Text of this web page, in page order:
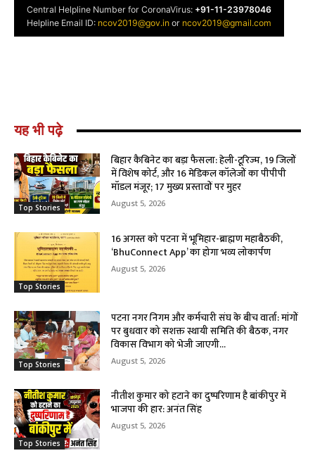
यह भी पढ़े
Top Stories
बिहार कैबिनेट का बड़ा फैसला: हेली-टूरिज्म, 19 जिलों
में विशेष कोर्ट, और 16 मेडिकल कॉलेजों का पीपीपी
मॉडल मंजूर; 17 मुख्य प्रस्तावों पर मुहर
August 5, 2026
Top Stories
16 अगस्त को पटना में भूमिहार-ब्राह्मण महाबैठकी,
‘BhuConnect App’ का होगा भव्य लोकार्पण
August 5, 2026
Top Stories
पटना नगर निगम और कर्मचारी संघ के बीच वार्ता: मांगों
पर बुधवार को सशक्त स्थायी समिति की बैठक, नगर
विकास विभाग को भेजी जाएगी...
August 5, 2026
Top Stories
नीतीश कुमार को हटाने का दुष्परिणाम है बांकीपुर में
भाजपा की हार: अनंत सिंह
August 5, 2026